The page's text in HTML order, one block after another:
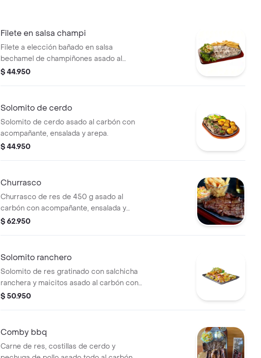
Filete en salsa champi
Filete a elección bañado en salsa
bechamel de champiñones asado al
carbón con acompañante y ensalada.
$ 44.950
Solomito de cerdo
Solomito de cerdo asado al carbón con
acompañante, ensalada y arepa.
$ 44.950
Churrasco
Churrasco de res de 450 g asado al
carbón con acompañante, ensalada y
arepa.
$ 62.950
Solomito ranchero
Solomito de res gratinado con salchicha
ranchera y maicitos asado al carbón con
acompañante y ensalada.
$ 50.950
Comby bbq
Carne de res, costillas de cerdo y